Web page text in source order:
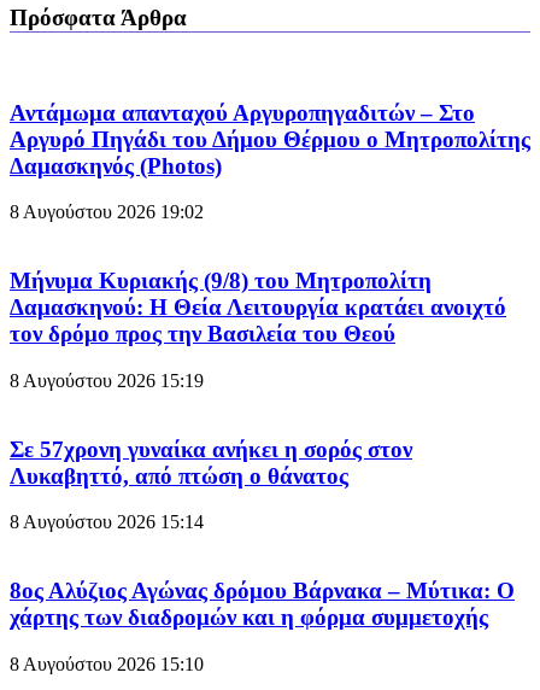
Πρόσφατα Άρθρα
Αντάμωμα απανταχού Αργυροπηγαδιτών – Στο
Αργυρό Πηγάδι του Δήμου Θέρμου ο Μητροπολίτης
Δαμασκηνός (Photos)
8 Αυγούστου 2026 19:02
Μήνυμα Κυριακής (9/8) του Μητροπολίτη
Δαμασκηνού: Η Θεία Λειτουργία κρατάει ανοιχτό
τον δρόμο προς την Βασιλεία του Θεού
8 Αυγούστου 2026 15:19
Σε 57χρονη γυναίκα ανήκει η σορός στον
Λυκαβηττό, από πτώση ο θάνατος
8 Αυγούστου 2026 15:14
8ος Αλύζιος Αγώνας δρόμου Βάρνακα – Μύτικα: Ο
χάρτης των διαδρομών και η φόρμα συμμετοχής
8 Αυγούστου 2026 15:10